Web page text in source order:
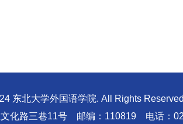
东北大学外国语学院. All Rights Reserved
文化路三巷11号 邮编：110819 电话：